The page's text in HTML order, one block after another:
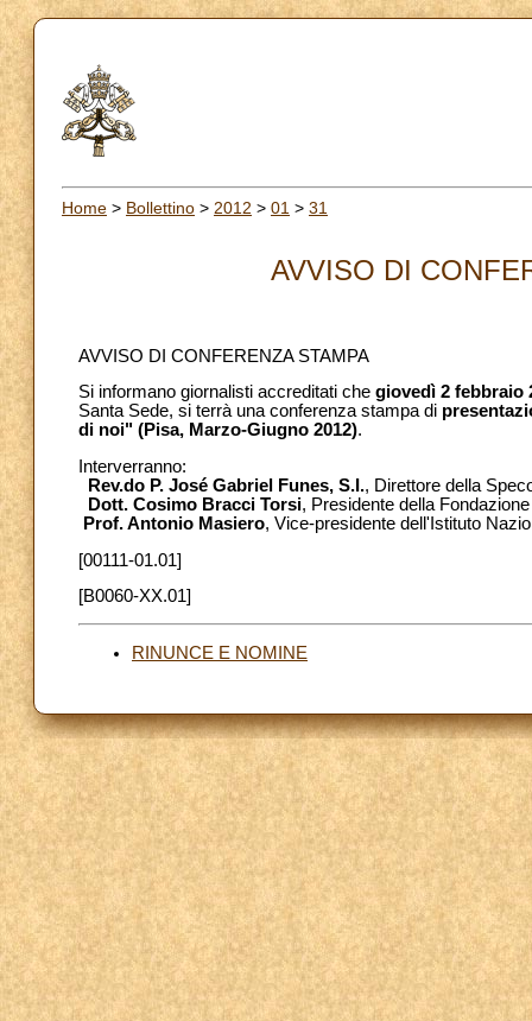
Home > Bollettino > 2012 > 01 > 31
AVVISO DI
AVVISO DI CONFERENZA STAMPA
Si informano giornalisti accreditati che giovedì 2 febbraio
Santa Sede, si terrà una conferenza stampa di
di noi" (Pisa, Marzo-Giugno 2012).
Interverranno:
Rev.do P. José Gabriel Funes, S.I., Direttore della
Dott. Cosimo Bracci Torsi, Presidente della
Prof. Antonio Masiero, Vice-presidente dell'Istituto
[00111-01.01]
[B0060-XX.01]
RINUNCE E NOMINE